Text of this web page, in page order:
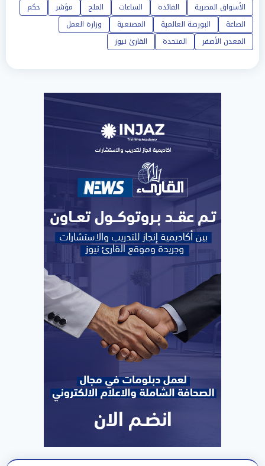
الأسواق المصرية
الفائدة الساعات الملح مؤشر
حكم
الصاغة
البورصة العالمية المصنعية
وزارة العمل
المعدن الأصفر
المتحدة القارئ نيوز